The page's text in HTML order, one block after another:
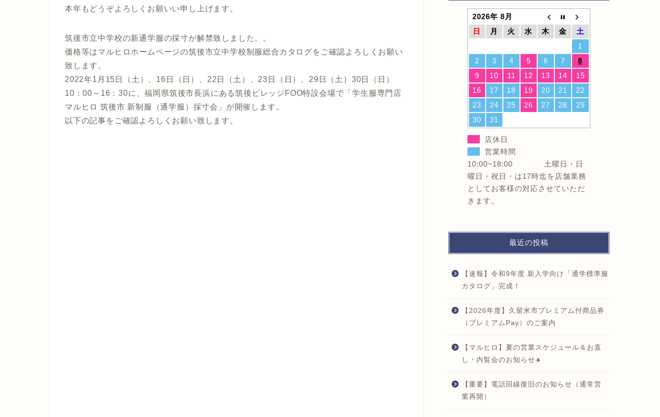
本年もどうぞよろしくお願いい申し上げます。
筑後市立中学校の新通学服の採寸が解禁致しました。。
価格等はマルヒロホームページの筑後市立中学校制服総合カタログをご確認よろしくお願い
致します。
2022年1月15日（土）、16日（日）、22日（土）、23日（日）、29日（土）30日（日）
10：00～16：30に、福岡県筑後市長浜にある筑後ビレッジFOO特設会場で「学生服専門店
マルヒロ 筑後市 新制服（通学服）採寸会」が開催します。
以下の記事をご確認よろしくお願い致します。
2026年 8月
日
月 火 水 木 金
土
1
2
3 4 5 6 7
8
9
10 11 12 13 14
15
16
17 18 19 20 21
22
23
24 25 26 27 28
29
30
31
店休日
営業時間
10:00~18:00 土曜日・日
曜日・祝日・は17時迄を店舗業務
としてお客様の対応させていただ
きます。
最近の投稿
【速報】令和9年度 新入学向け「通学標準服
カタログ」完成！
【2026年度】久留米市プレミアム付商品券
（プレミアムPay）のご案内
【マルヒロ】夏の営業スケジュール＆お直
し・内覧会のお知らせ☀️
【重要】電話回線復旧のお知らせ（通常営
業再開）